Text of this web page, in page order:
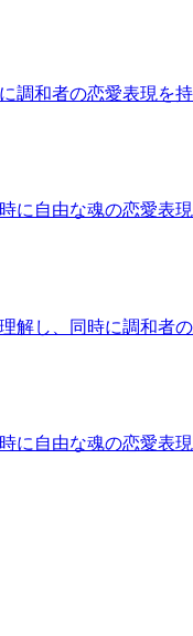
和者の恋愛表現を
に自由な魂の恋愛表
解し、同時に調和者
に自由な魂の恋愛表